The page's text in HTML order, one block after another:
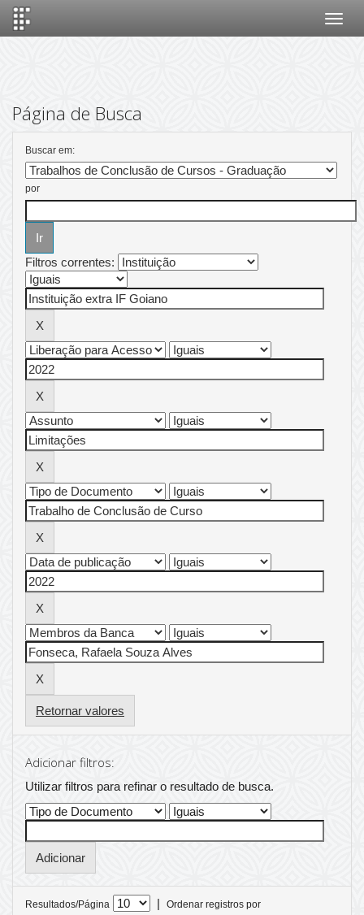
Página de Busca
Buscar em:
por
Filtros correntes:
Retornar valores
Adicionar filtros:
Utilizar filtros para refinar o resultado de busca.
Resultados/Página |
Ordenar registros por